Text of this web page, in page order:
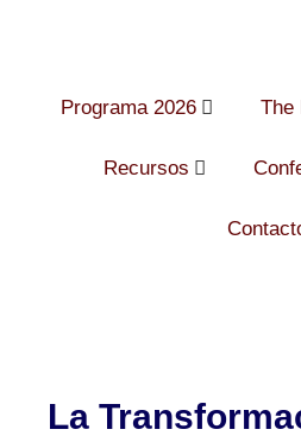
Programa 2026 The
Recursos
La